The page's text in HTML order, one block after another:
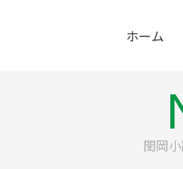
ホーム
閏岡